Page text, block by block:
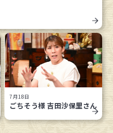
7月18日
ごちそう様 吉田沙保里さん